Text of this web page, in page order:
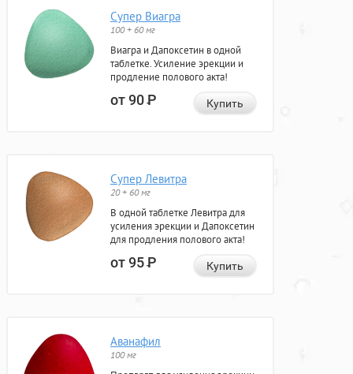
Супер Виагра
100 + 60 мг
Виагра и Дапоксетин в одной
таблетке. Усиление эрекции и
продление полового акта!
от 90Р Купить
Супер Левитра
20 + 60 мг
В одной таблетке Левитра для
усиления эрекции и Дапоксетин
для продления полового акта!
от 95Р Купить
Аванафил
100 мг